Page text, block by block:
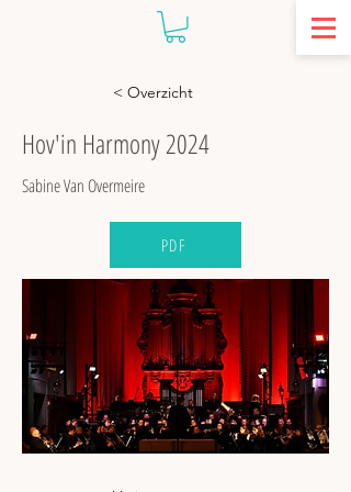
< Overzicht
Hov'in Harmony 2024
Sabine Van Overmeire
PDF